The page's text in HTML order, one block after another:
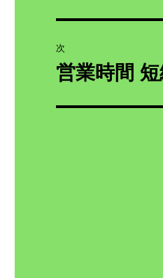
ゲ
投
稿:
次
次
投
営業時間